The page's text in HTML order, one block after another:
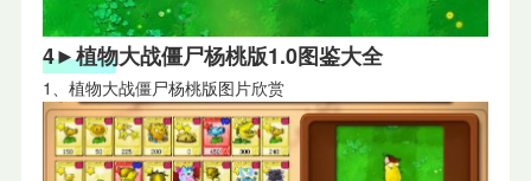
4►植物大战僵尸杨桃版1.0图鉴大全
1、植物大战僵尸杨桃版图片欣赏